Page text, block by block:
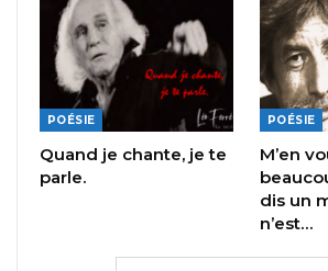
POÉSIE
Quand je chante, je te
parle.
POÉSIE
M’en
dis un
n’est…